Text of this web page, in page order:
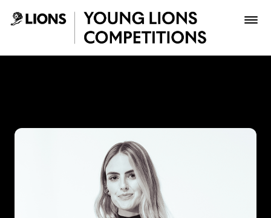
Saltar al contenido principal
Inscribir
Boletería